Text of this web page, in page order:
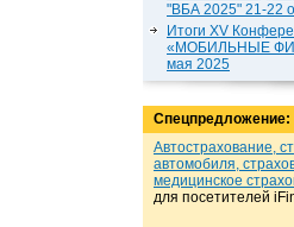
"ВБА 2025" 21-22
Итоги XV
«МОБИЛЬНЫЕ
мая 2025
Спецпредложение:
Автострахование,
автомобиля,
медицинское
для посетителей